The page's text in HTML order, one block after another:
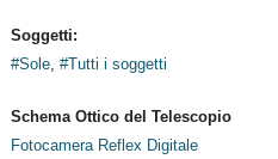
Soggetti:
#Sole, #Tutti i soggetti
Schema Ottico del Telescopio
Fotocamera Reflex Digitale